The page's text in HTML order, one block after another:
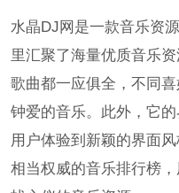
水晶DJ网是一款音乐资
里汇聚了海量优质音乐
歌曲都一应俱全，不同
钟爱的音乐。此外，它
用户体验到新颖的界面
相当权威的音乐排行榜